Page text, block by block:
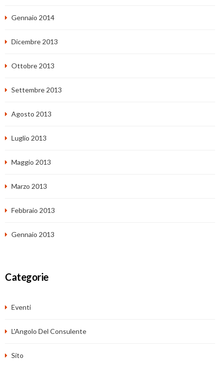
Gennaio 2014
Dicembre 2013
Ottobre 2013
Settembre 2013
Agosto 2013
Luglio 2013
Maggio 2013
Marzo 2013
Febbraio 2013
Gennaio 2013
Categorie
Eventi
L'Angolo Del Consulente
Sito